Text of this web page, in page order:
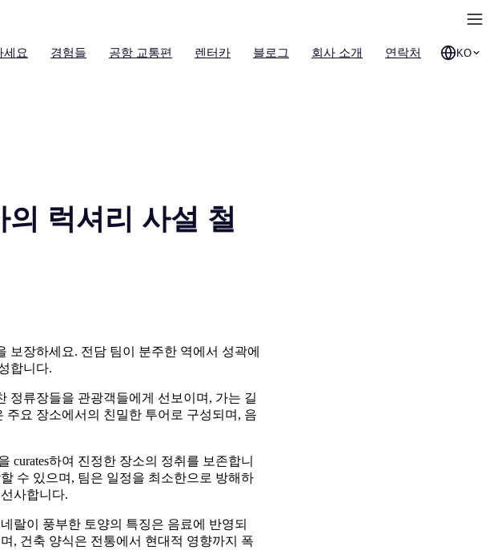
세요 경험들 공항 교통편 렌터카 블로그 회사 소개 연락처 KO
럭셔리 사설 철
보장하세요. 전담 팀이 분주한 역에서 성곽에
합니다.
정류장들을 관광객들에게 선보이며, 가는 길
요 장소에서의 친밀한 투어로 구성되며, 음
curates하여 진정한 장소의 정취를 보존합니
수 있으며, 팀은 일정을 최소한으로 방해하
사합니다.
랄이 풍부한 토양의 특징은 음료에 반영되
, 건축 양식은 전통에서 현대적 영향까지 폭